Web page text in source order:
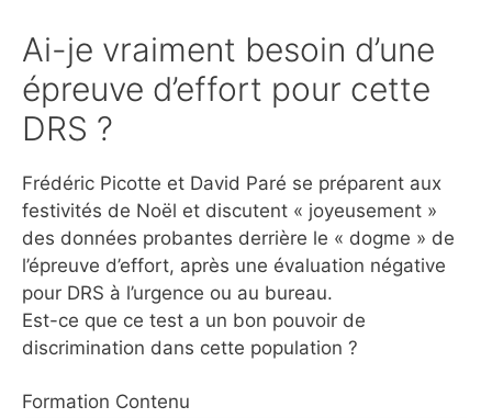
Ai-je vraiment besoin d’une
épreuve d’effort pour cette
DRS ?
Frédéric Picotte et David Paré se préparent aux
festivités de Noël et discutent « joyeusement »
des données probantes derrière le « dogme » de
l’épreuve d’effort, après une évaluation négative
pour DRS à l’urgence ou au bureau.
Est-ce que ce test a un bon pouvoir de
discrimination dans cette population ?
Formation Contenu